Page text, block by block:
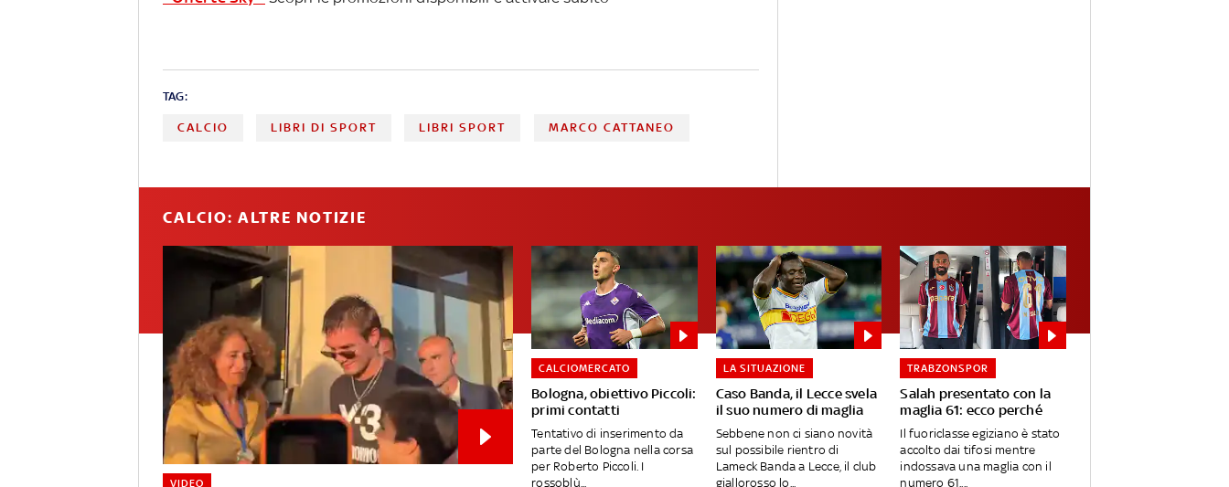
TAG:
CALCIO LIBRI DI SPORT LIBRI SPORT MARCO CATTANEO
CALCIO: ALTRE NOTIZIE
VIDEO
Bologna, obiettivo Piccoli:
primi contatti
CALCIOMERCATO
Tentativo di inserimento da
parte del Bologna nella corsa
per Roberto Piccoli. I
rossoblù...
Caso Banda, il Lecce svela
il suo numero di maglia
LA SITUAZIONE
Sebbene non ci siano novità
sul possibile rientro di
Lameck Banda a Lecce, il club
giallorosso lo...
Salah presentato con la
maglia 61: ecco perché
TRABZONSPOR
Il fuoriclasse egiziano è stato
accolto dai tifosi mentre
indossava una maglia con il
numero 61....